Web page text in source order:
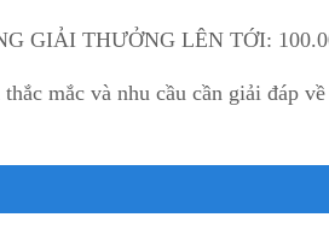
GIẢI THƯỞNG LÊN TỚI:
mắc và nhu cầu cần giải đáp